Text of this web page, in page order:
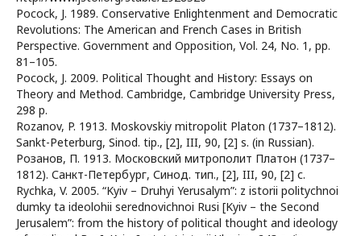
Pocock, J. 1989. Conservative Enlightenment and Democratic
Revolutions: The American and French Cases in British
Perspective. Government and Opposition, Vol. 24, No. 1, pp.
81–105.
Pocock, J. 2009. Political Thought and History: Essays on
Theory and Method. Cambridge, Cambridge University Press,
298 p.
Rozanov, P. 1913. Moskovskiy mitropolit Platon (1737–1812).
Sankt-Peterburg, Sinod. tip., [2], III, 90, [2] s. (in Russian).
Розанов, П. 1913. Московский митрополит Платон (1737–
1812). Санкт-Петербург, Синод. тип., [2], III, 90, [2] с.
Rychka, V. 2005. “Kyiv – Druhyi Yerusalym”: z istorii politychnoi
dumky ta ideolohii serednovichnoi Rusi [Kyiv – the Second
Jerusalem”: from the history of political thought and ideology